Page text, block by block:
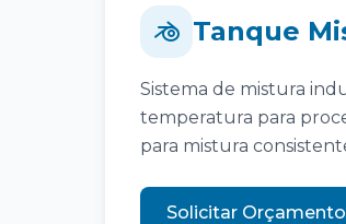
Tanque
Sistema de mistura
temperatura para
para mistura
Solicitar Orçamento